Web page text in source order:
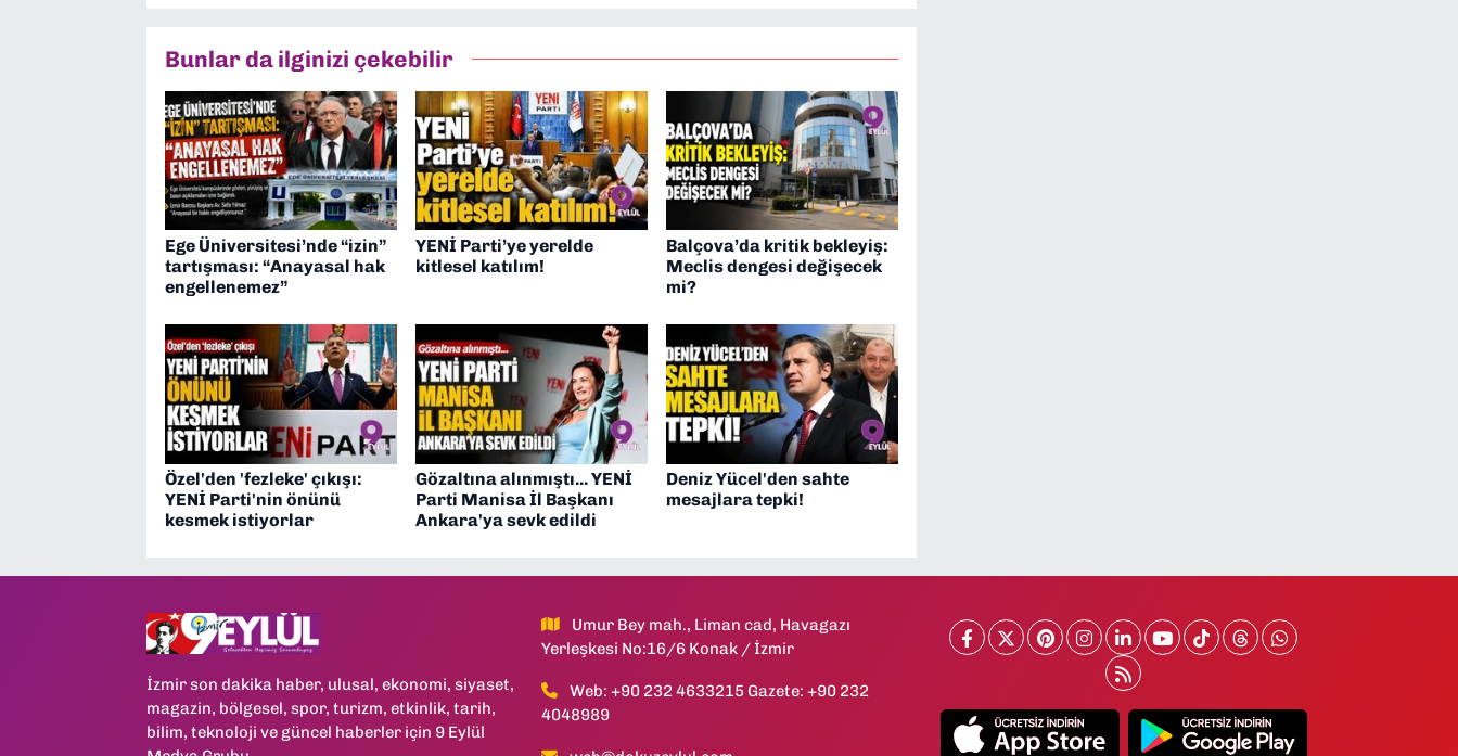
Bunlar da ilginizi çekebilir
Ege Üniversitesi’nde “izin”
tartışması: “Anayasal hak
engellenemez”
YENİ Parti’ye yerelde
kitlesel katılım!
Balçova’da kritik bekleyiş:
Meclis dengesi değişecek
mi?
Özel'den 'fezleke' çıkışı:
YENİ Parti'nin önünü
kesmek istiyorlar
Gözaltına alınmıştı... YENİ
Parti Manisa İl Başkanı
Ankara'ya sevk edildi
Deniz Yücel'den sahte
mesajlara tepki!
İzmir son dakika haber, ulusal, ekonomi, siyaset,
magazin, bölgesel, spor, turizm, etkinlik, tarih,
bilim, teknoloji ve güncel haberler için 9 Eylül
Umur Bey mah., Liman cad, Havagazı
Yerleşkesi No:16/6 Konak / İzmir
Web: +90 232 4633215 Gazete: +90 232
4048989